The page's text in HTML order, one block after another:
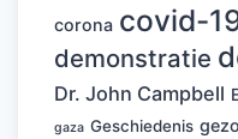
corona covid-
demonstratie
Dr. John Campbell
gaza Geschiedenis